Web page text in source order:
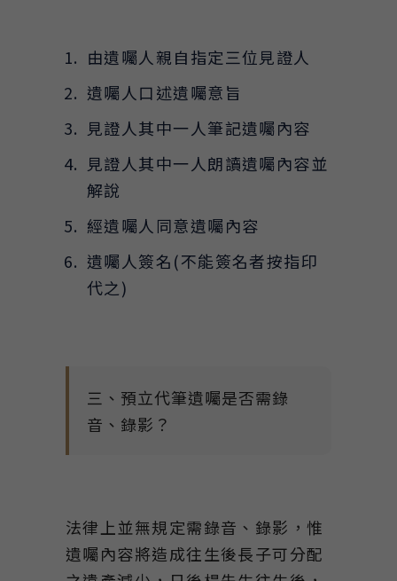
由遺囑人親自指定三位見證人
遺囑人口述遺囑意旨
見證人其中一人筆記遺囑內容
見證人其中一人朗讀遺囑內容並
解說
經遺囑人同意遺囑內容
遺囑人簽名(不能簽名者按指印
代之)
三、預立代筆遺囑是否需錄
音、錄影？
法律上並無規定需錄音、錄影，惟
遺囑內容將造成往生後長子可分配